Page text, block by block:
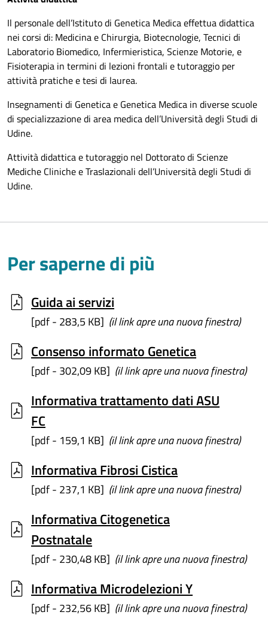
Il personale dell’Istituto di Genetica Medica effettua didattica
nei corsi di: Medicina e Chirurgia, Biotecnologie, Tecnici di
Laboratorio Biomedico, Infermieristica, Scienze Motorie, e
Fisioterapia in termini di lezioni frontali e tutoraggio per
attività pratiche e tesi di laurea.
Insegnamenti di Genetica e Genetica Medica in diverse scuole
di specializzazione di area medica dell’Università degli Studi di
Udine.
Attività didattica e tutoraggio nel Dottorato di Scienze
Mediche Cliniche e Traslazionali dell’Università degli Studi di
Udine.
Per saperne di più
Guida ai servizi
[pdf - 283,5 KB] (il link apre una nuova finestra)
Consenso informato Genetica
[pdf - 302,09 KB] (il link apre una nuova finestra)
Informativa trattamento dati ASU
FC
[pdf - 159,1 KB] (il link apre una nuova finestra)
Informativa Fibrosi Cistica
[pdf - 237,1 KB] (il link apre una nuova finestra)
Informativa Citogenetica
Postnatale
[pdf - 230,48 KB] (il link apre una nuova finestra)
Informativa Microdelezioni Y
[pdf - 232,56 KB] (il link apre una nuova finestra)